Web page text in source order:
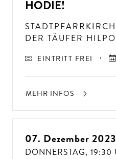
HODIE!
DER TÄUFER
EINTRITT FREI
MEHR INFOS
07. Dezember 2023
DONNERSTAG, 19:30